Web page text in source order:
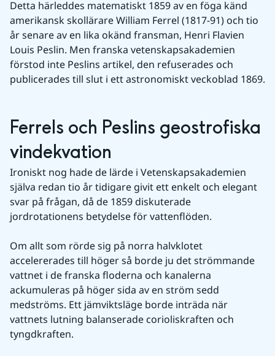
Detta härleddes matematiskt 1859 av en föga känd
amerikansk skollärare William Ferrel (1817-91) och tio
år senare av en lika okänd fransman, Henri Flavien
Louis Peslin. Men franska vetenskapsakademien
förstod inte Peslins artikel, den refuserades och
publicerades till slut i ett astronomiskt veckoblad 1869.
Ferrels och Peslins geostrofiska
vindekvation
Ironiskt nog hade de lärde i Vetenskapsakademien
själva redan tio år tidigare givit ett enkelt och elegant
svar på frågan, då de 1859 diskuterade
jordrotationens betydelse för vattenflöden.
Om allt som rörde sig på norra halvklotet
accelererades till höger så borde ju det strömmande
vattnet i de franska floderna och kanalerna
ackumuleras på höger sida av en ström sedd
medströms. Ett jämviktsläge borde inträda när
vattnets lutning balanserade corioliskraften och
tyngdkraften.